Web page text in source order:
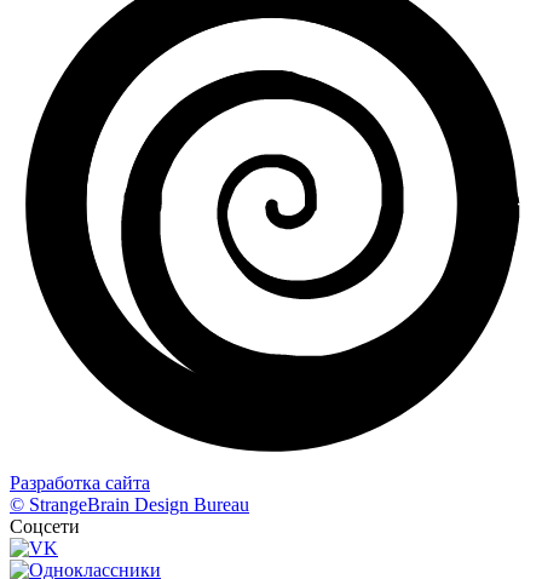
Разработка сайта
© StrangeBrain Design Bureau
Соцсети